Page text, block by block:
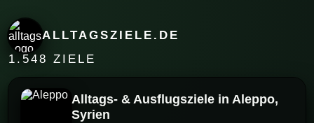
ALLTAGSZIELE.DE
1.548 ZIELE
Alltags- & Ausflugsziele in Aleppo,
Syrien